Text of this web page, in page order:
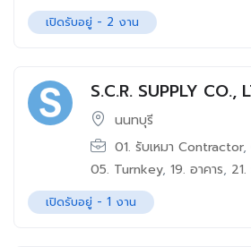
เปิดรับอยู่ - 2 งาน
S.C.R. SUPPLY CO.,
นนทบุรี
01. รับเหมา Contractor,
05. Turnkey, 19. อาคาร,
เปิดรับอยู่ - 1 งาน